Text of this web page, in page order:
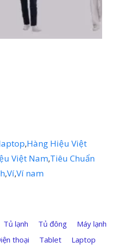
,Hàng Hiệu Việt
Việt Nam,Tiêu Chuẩn
,Ví,Ví nam
Tủ lạnh Tủ đông
Máy lạnh
thoại Tablet
Laptop